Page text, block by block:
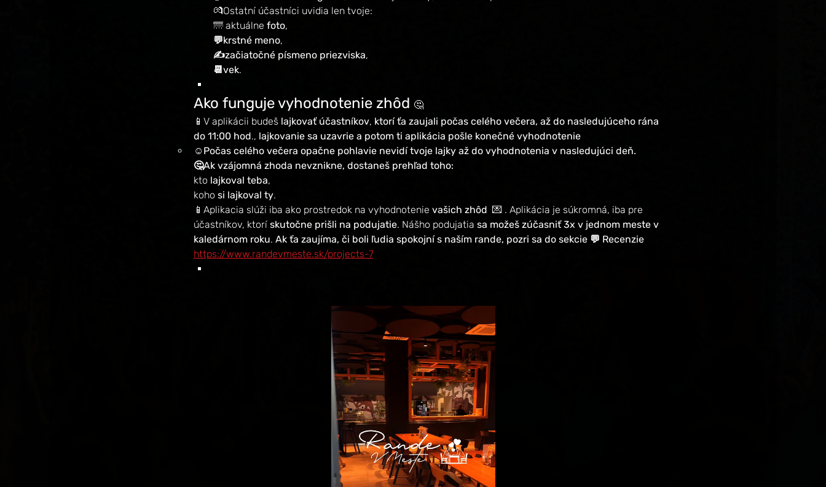
💏Ostatní účastníci uvidia len tvoje:
🌁 aktuálne foto,
💬krstné meno,
✍️začiatočné písmeno priezviska,
📆vek.
Ako funguje vyhodnotenie zhôd 🤔
📱V aplikácii budeš lajkovať účastníkov, ktorí ťa zaujali počas celého večera, až do nasledujúceho rána
do 11:00 hod., lajkovanie sa uzavrie a potom ti aplikácia pošle konečné vyhodnotenie
☺️Počas celého večera opačne pohlavie nevidí tvoje lajky až do vyhodnotenia v nasledujúci deň.
🤔Ak vzájomná zhoda nevznikne, dostaneš prehľad toho:
kto lajkoval teba,
koho si lajkoval ty.
📱Aplikacia slúži iba ako prostredok na vyhodnotenie vašich zhôd 💌 . Aplikácia je súkromná, iba pre
účastníkov, ktorí skutočne prišli na podujatie. Nášho podujatia sa možeš zúčasniť 3x v jednom meste v
kaledárnom roku. Ak ťa zaujíma, či boli ľudia spokojní s naším rande, pozri sa do sekcie 💬 Recenzie
https://www.randevmeste.sk/projects-7